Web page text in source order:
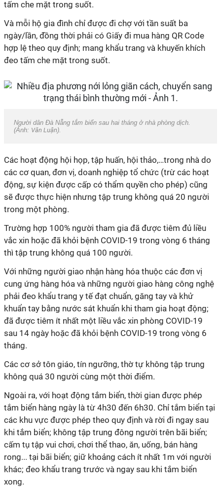
tấm che mặt trong suốt.
Và mỗi hộ gia đình chỉ được đi chợ với tần suất ba
ngày/lần, đồng thời phải có Giấy đi mua hàng QR Code
hợp lệ theo quy định; mang khẩu trang và khuyến khích
đeo tấm che mặt trong suốt.
Người dân Đà Nẵng tắm biển sau hai tháng ở nhà phòng dịch.
(Ảnh: Văn Luận).
Các hoạt động hội họp, tập huấn, hội thảo,…trong nhà do
các cơ quan, đơn vị, doanh nghiệp tổ chức (trừ các hoạt
động, sự kiện được cấp có thẩm quyền cho phép) cũng
sẽ được thực hiện nhưng tập trung không quá 20 người
trong một phòng.
Trường hợp 100% người tham gia đã được tiêm đủ liều
vắc xin hoặc đã khỏi bệnh COVID-19 trong vòng 6 tháng
thì tập trung không quá 100 người.
Với những người giao nhận hàng hóa thuộc các đơn vị
cung ứng hàng hóa và những người giao hàng công nghệ
phải đeo khẩu trang y tế đạt chuẩn, găng tay và khử
khuẩn tay bằng nước sát khuẩn khi tham gia hoạt động;
đã được tiêm ít nhất một liều vắc xin phòng COVID-19
sau 14 ngày hoặc đã khỏi bệnh COVID-19 trong vòng 6
tháng.
Các cơ sở tôn giáo, tín ngưỡng, thờ tự không tập trung
không quá 30 người cùng một thời điểm.
Ngoài ra, với hoạt động tắm biển, thời gian được phép
tắm biển hàng ngày là từ 4h30 đến 6h30. Chỉ tắm biển tại
các khu vực được phép theo quy định và rời đi ngay sau
khi tắm biển; không tập trung đông người trên bãi biển;
cấm tụ tập vui chơi, chơi thể thao, ăn, uống, bán hàng
rong... tại bãi biển; giữ khoảng cách ít nhất 1m với người
khác; đeo khẩu trang trước và ngay sau khi tắm biển
xong.